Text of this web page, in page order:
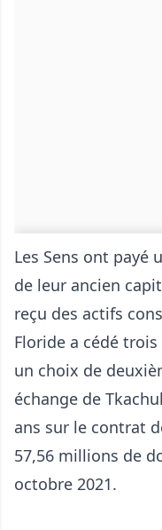
Les Sens ont payé
de leur ancien
reçu des actifs
Floride a cédé
un choix de
échange de
ans sur le contrat
57,56 millions de
octobre 2021.